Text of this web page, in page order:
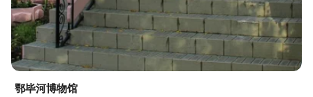
鄂毕河博物馆